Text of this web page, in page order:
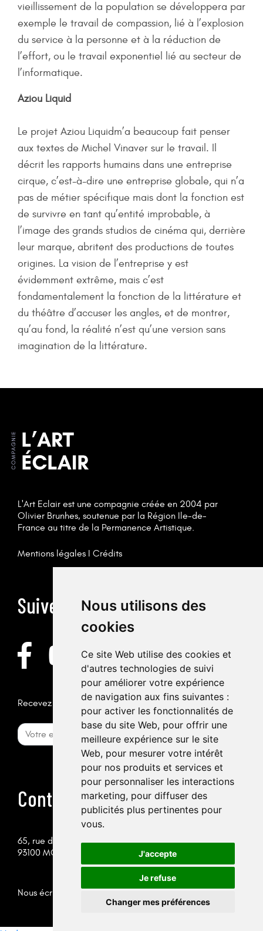
Nous utilisons des
cookies
Ce site Web utilise des cookies et
d'autres technologies de suivi
pour améliorer votre expérience
de navigation aux fins suivantes :
pour activer les fonctionnalités de
base du site Web, pour offrir une
meilleure expérience sur le site
Web, pour mesurer votre intérêt
pour nos produits et services et
pour personnaliser les interactions
marketing, pour diffuser des
publicités plus pertinentes pour
vous.
J'accepte
Je refuse
Changer mes préférences
vieillissement de la population se développera par
exemple le travail de compassion, lié à l’explosion
du service à la personne et à la réduction de
l’effort, ou le travail exponentiel lié au secteur de
l’informatique.
Aziou Liquid
Le projet Aziou Liquidm’a beaucoup fait penser
aux textes de Michel Vinaver sur le travail. Il
décrit les rapports humains dans une entreprise
cirque, c’est-à-dire une entreprise globale, qui n’a
pas de métier spécifique mais dont la fonction est
de survivre en tant qu’entité improbable, à
l’image des grands studios de cinéma qui, derrière
leur marque, abritent des productions de toutes
origines. La vision de l’entreprise y est
évidemment extrême, mais c’est
fondamentalement la fonction de la littérature et
du théâtre d’accuser les angles, et de montrer,
qu’au fond, la réalité n’est qu’une version sans
imagination de la littérature.
L'Art Eclair est une compagnie créée en 2004 par
Olivier Brunhes, soutenue par la Région Ile-de-
France au titre de la Permanence Artistique.
Mentions légales I Crédits
Suivez-nous
Recevez la newsletter
Contactez-nous
65, rue des Chantereines
93100 MONTREUIL
Nous écrire